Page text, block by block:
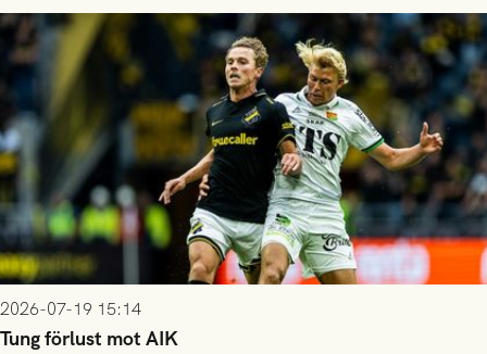
då vinnaren i mötet mellan isländska Valur och HŠK Zrinjski
Mostar från Bosnien och Hercegovina.
2026-07-19 15:14
Tung förlust mot AIK